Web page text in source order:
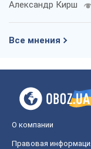
Александр Кирш
Все мнения
О компании
Правовая